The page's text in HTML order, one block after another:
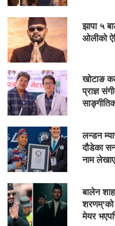
झापा ५
ओलीको
खोटाङ
प्राज्ञ
लन्डन
दौडेका
नाम
बालेन
शरणम्’को
मेयर